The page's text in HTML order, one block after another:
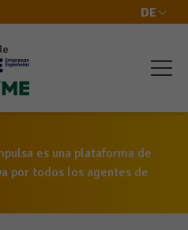
DE
es una plataforma de
por todos los agentes de